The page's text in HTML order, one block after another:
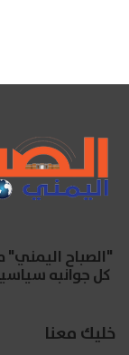
"الصباح
كل جوانبه
خليك معنا